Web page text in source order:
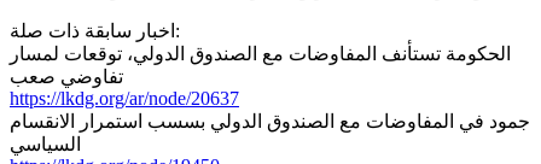
اخبار سابقة ذات صلة:
الحكومة تستأنف المفاوضات مع الصندوق الدولي، توقعات لمسار
تفاوضي صعب
https://lkdg.org/ar/node/20637
جمود في المفاوضات مع الصندوق الدولي بسسب استمرار الانقسام
السياسي